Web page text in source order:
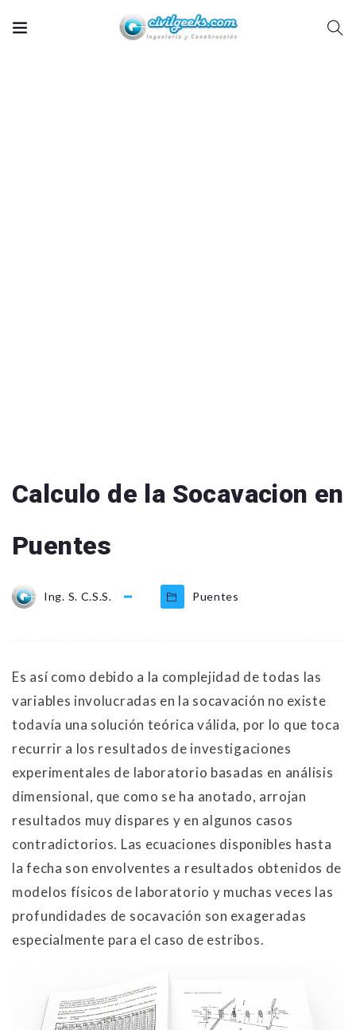
Calculo de la Socavacion en
Puentes
Ing. S. C.S.S. Puentes
Es así como debido a la complejidad de todas las
variables involucradas en la socavación no existe
todavía una solución teórica válida, por lo que toca
recurrir a los resultados de investigaciones
experimentales de laboratorio basadas en análisis
dimensional, que como se ha anotado, arrojan
resultados muy dispares y en algunos casos
contradictorios. Las ecuaciones disponibles hasta
la fecha son envolventes a resultados obtenidos de
modelos físicos de laboratorio y muchas veces las
profundidades de socavación son exageradas
especialmente para el caso de estribos.